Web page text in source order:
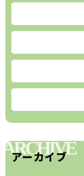
ARCHIVE
アーカイブ